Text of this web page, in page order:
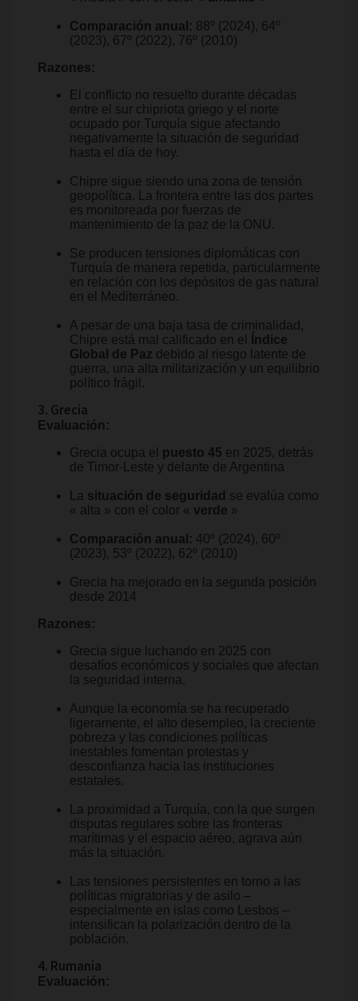
Comparación anual: 88º (2024), 64º
(2023), 67º (2022), 76º (2010)
Razones:
El conflicto no resuelto durante décadas
entre el sur chipriota griego y el norte
ocupado por Turquía sigue afectando
negativamente la situación de seguridad
hasta el día de hoy.
Chipre sigue siendo una zona de tensión
geopolítica. La frontera entre las dos partes
es monitoreada por fuerzas de
mantenimiento de la paz de la ONU.
Se producen tensiones diplomáticas con
Turquía de manera repetida, particularmente
en relación con los depósitos de gas natural
en el Mediterráneo.
A pesar de una baja tasa de criminalidad,
Chipre está mal calificado en el
Índice
Global de Paz debido al riesgo latente de
guerra, una alta militarización y un equilibrio
político frágil.
3. Grecia
Evaluación:
Grecia ocupa el puesto 45 en 2025, detrás
de Timor-Leste y delante de Argentina
La situación de seguridad se evalúa como
« alta » con el color « verde »
Comparación anual: 40º (2024), 60º
(2023), 53º (2022), 62º (2010)
Grecia ha mejorado en la segunda posición
desde 2014
Razones:
Grecia sigue luchando en 2025 con
desafíos económicos y sociales que afectan
la seguridad interna.
Aunque la economía se ha recuperado
ligeramente, el alto desempleo, la creciente
pobreza y las condiciones políticas
inestables fomentan protestas y
desconfianza hacia las instituciones
estatales.
La proximidad a Turquía, con la que surgen
disputas regulares sobre las fronteras
marítimas y el espacio aéreo, agrava aún
más la situación.
Las tensiones persistentes en torno a las
políticas migratorias y de asilo –
especialmente en islas como Lesbos –
intensifican la polarización dentro de la
población.
4. Rumania
Evaluación: